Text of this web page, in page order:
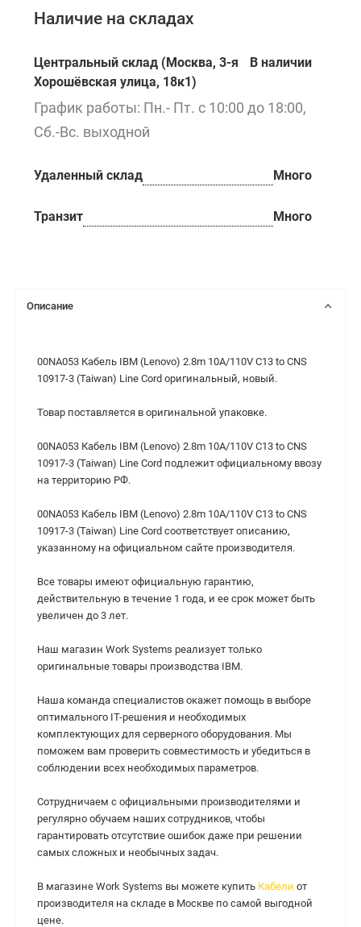
Наличие на складах
Центральный склад (Москва, 3-я
Хорошёвская улица, 18к1)
В наличии
График работы: Пн.- Пт. с 10:00 до 18:00,
Сб.-Вс. выходной
Удаленный склад Много
Транзит Много
Описание
00NA053 Кабель IBM (Lenovo) 2.8m 10A/110V C13 to CNS
10917-3 (Taiwan) Line Cord оригинальный, новый.
Товар поставляется в оригинальной упаковке.
00NA053 Кабель IBM (Lenovo) 2.8m 10A/110V C13 to CNS
10917-3 (Taiwan) Line Cord подлежит официальному ввозу
на территорию РФ.
00NA053 Кабель IBM (Lenovo) 2.8m 10A/110V C13 to CNS
10917-3 (Taiwan) Line Cord cоответствует описанию,
указанному на официальном сайте производителя.
Все товары имеют официальную гарантию,
действительную в течение 1 года, и ее срок может быть
увеличен до 3 лет.
Наш магазин Work Systems реализует только
оригинальные товары производства IBM.
Наша команда специалистов окажет помощь в выборе
оптимального IT-решения и необходимых
комплектующих для серверного оборудования. Мы
поможем вам проверить совместимость и убедиться в
соблюдении всех необходимых параметров.
Сотрудничаем с официальными производителями и
регулярно обучаем наших сотрудников, чтобы
гарантировать отсутствие ошибок даже при решении
самых сложных и необычных задач.
В магазине Work Systems вы можете купить Кабели от
производителя на складе в Москве по самой выгодной
цене.